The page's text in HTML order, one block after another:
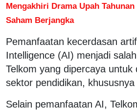
Mengakhiri Drama Upah
Saham Berjangka
Pemanfaatan kecerdasan
Intelligence (AI) menjadi
Telkom yang dipercaya untuk
sektor pendidikan,
Selain pemanfaatan AI,